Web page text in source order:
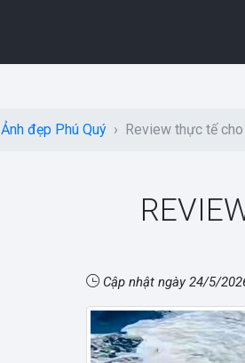
Ảnh đẹp Phú Quý Review thực tế
Cập nhật ngày24/5/